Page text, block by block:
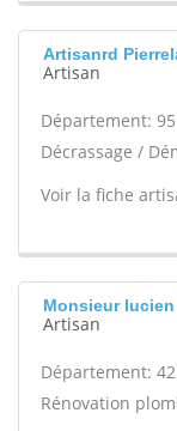
Artisanrd
Artisan
Département: 95
Décrassage /
Voir la fiche
Monsieur
Artisan
Département: 42
Rénovation